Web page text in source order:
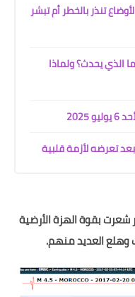
تنذر بالخطر أم تبشر
الذي يحدث؟ ولماذا
تعرضه لأزمة قلبية
شعرت بقوة الهزة الأرضية
وهلع العديد منهم.